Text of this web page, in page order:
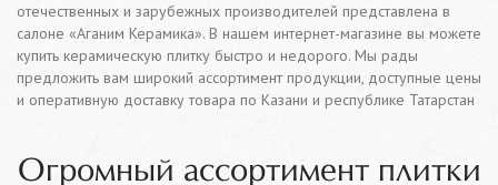
отечественных и зарубежных производителей представлена в
салоне «Аганим Керамика». В нашем интернет-магазине вы можете
купить керамическую плитку быстро и недорого. Мы рады
предложить вам широкий ассортимент продукции, доступные цены
и оперативную доставку товара по Казани и республике Татарстан
Огромный ассортимент плитки